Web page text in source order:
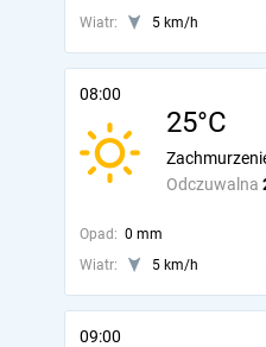
Wiatr: 5 km/h
08:00
25°C
Odczuwalna
Opad: 0 mm
Wiatr:
5 km/h
09:00